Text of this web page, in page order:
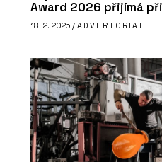
Award 2026 přijímá
18. 2. 2025 / ADVERTORIAL